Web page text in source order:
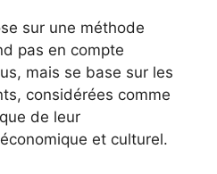
sur une méthode
pas en compte
mais se base sur les
considérées comme
de leur
et culturel.